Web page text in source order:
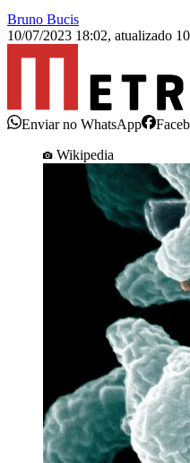
Bruno Bucis
10/07/2023 18:02, atualizado
Enviar no WhatsApp
Wikipedia